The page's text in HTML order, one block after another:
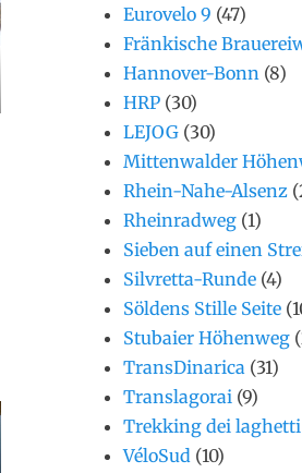
Eurovelo 9 (47)
Fränkische
Hannover-Bonn (8)
HRP (30)
LEJOG (30)
Mittenwalder
Rhein-Nahe-Alsenz
Rheinradweg (1)
Sieben auf einen
Silvretta-Runde (4)
Söldens Stille Seite
Stubaier Höhenweg
TransDinarica (31)
Translagorai (9)
Trekking dei
VéloSud (10)